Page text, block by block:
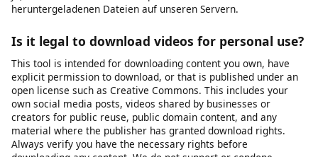
Öffne unsere Download-Funktion in deinem Browser.
Wähle die passende Videoqualität.
Tippe auf „Video herunterladen“, um die Datei zu speichern.
Ist der Video-Downloader sicher?
Ja, unser Tool ist sicher. Wir speichern keine
heruntergeladenen Dateien auf unseren Servern.